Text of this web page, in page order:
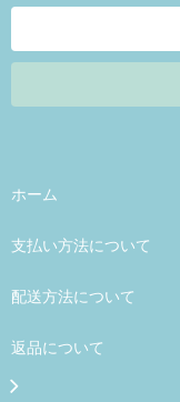
ホーム
支払い方法について
配送方法について
返品について